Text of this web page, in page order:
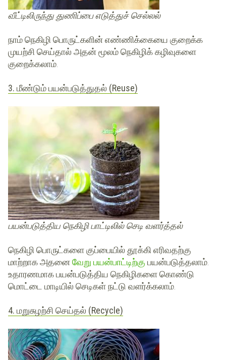
வீட்டிலிருந்து துணிப்பை எடுத்துச் செல்லல்
நாம் நெகிழி பொருட்களின் எண்ணிக்கையை குறைக்க
முயற்சி செய்தால் அதன் மூலம் நெகிழிக் கழிவுகளை
குறைக்கலாம்.
3. மீண்டும் பயன்படுத்துதல் (Reuse)
பயன்படுத்திய நெகிழி பாட்டிலில் செடி வளர்த்தல்
நெகிழி பொருட்களை குப்பையில் தூக்கி எரிவதற்கு
மாற்றாக அதனைவேறு பயன்பாட்டிற்கு பயன்படுத்தலாம்.
உதாரணமாக பயன்படுத்திய நெகிழிகளை கொண்டு
மொட்டை மாடியில் செடிகள் நட்டு வளர்க்கலாம்.
4. மறுசுழற்சி செய்தல் (Recycle)